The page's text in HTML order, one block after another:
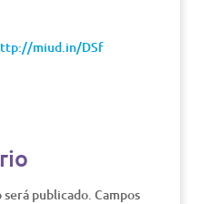
miud.in/DSf
será publicado. Campos